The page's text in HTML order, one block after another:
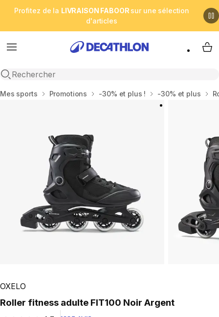
Profitez de la LIVRAISON FABOOR sur une sélection
d'articles
Menu
Open search
My
Accueil
Mes sports Promotions -30% et plus ! -30% et plus
OXELO
Roller fitness adulte FIT100 Noir Argent